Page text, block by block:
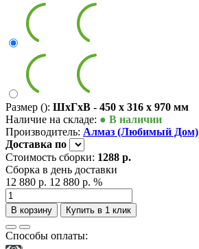
Размер (): ШxГxВ - 450 x 316 x 970 мм
Наличие на складе: ● В наличии
Производитель: Алмаз (Любимый Дом)
Доставка по
Стоимость сборки: 1288 р.
Сборка в день доставки
12 880 р. 12 880 р. %
В корзину Купить в 1 клик
Способы оплаты: